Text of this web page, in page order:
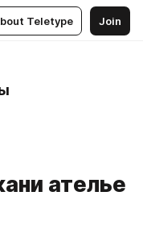
Teletype Join
ателье